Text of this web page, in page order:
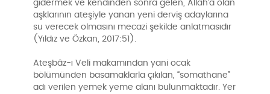
gidermek ve kendinden sonra gelen, Allah’a olan
aşklarının ateşiyle yanan yeni derviş adaylarına
su verecek olmasını mecazi şekilde anlatmasıdır
(Yıldız ve Özkan, 2017:51).
Ateşbâz-ı Veli makamından yani ocak
bölümünden basamaklarla çıkılan, “somathane”
adı verilen yemek yeme alanı bulunmaktadır. Yer